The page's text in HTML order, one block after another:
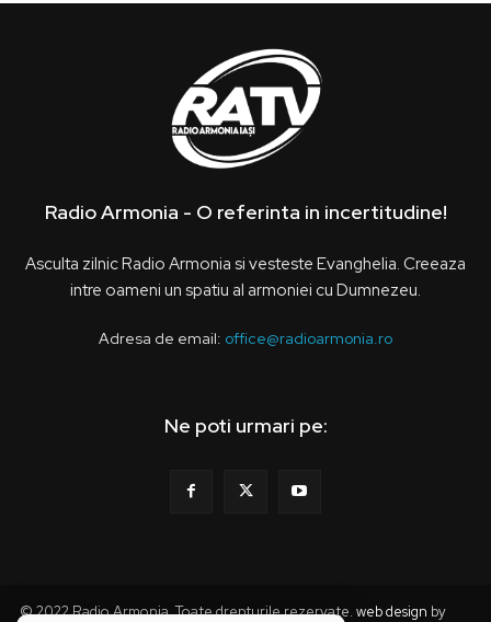
Radio Armonia - O referinta in incertitudine!
Asculta zilnic Radio Armonia si vesteste Evanghelia. Creeaza
intre oameni un spatiu al armoniei cu Dumnezeu.
Adresa de email: office@radioarmonia.ro
Ne poti urmari pe:
© 2022 Radio Armonia. Toate drepturile rezervate. web design by